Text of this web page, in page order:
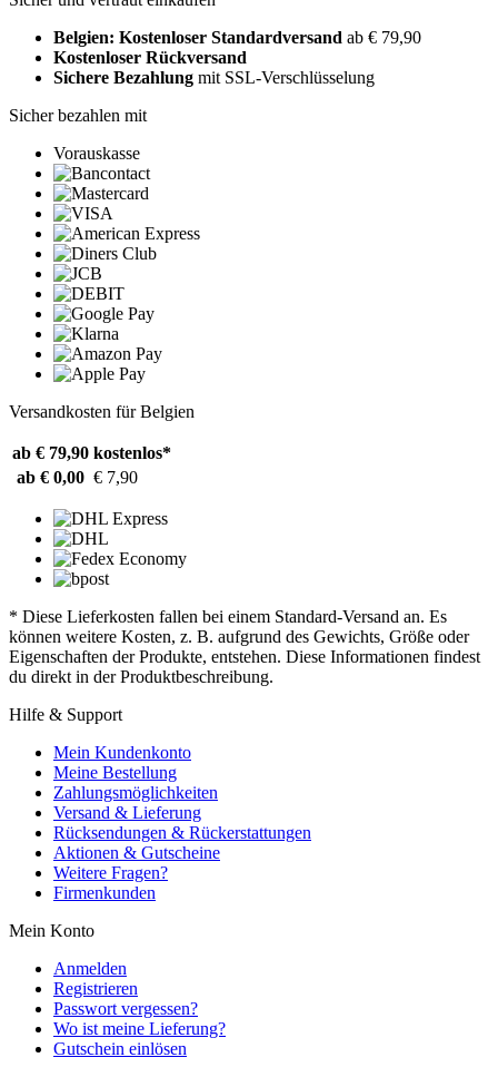
Belgien: Kostenloser Standardversand ab € 79,90
Kostenloser Rückversand
Sichere Bezahlung mit SSL-Verschlüsselung
Sicher bezahlen mit
Vorauskasse
Versandkosten für Belgien
ab € 79,90 kostenlos*
ab € 0,00 € 7,90
* Diese Lieferkosten fallen bei einem Standard-Versand an. Es
können weitere Kosten, z. B. aufgrund des Gewichts, Größe oder
Eigenschaften der Produkte, entstehen. Diese Informationen findest
du direkt in der Produktbeschreibung.
Hilfe & Support
Mein Kundenkonto
Meine Bestellung
Zahlungsmöglichkeiten
Versand & Lieferung
Rücksendungen & Rückerstattungen
Aktionen & Gutscheine
Weitere Fragen?
Firmenkunden
Mein Konto
Anmelden
Registrieren
Passwort vergessen?
Wo ist meine Lieferung?
Gutschein einlösen